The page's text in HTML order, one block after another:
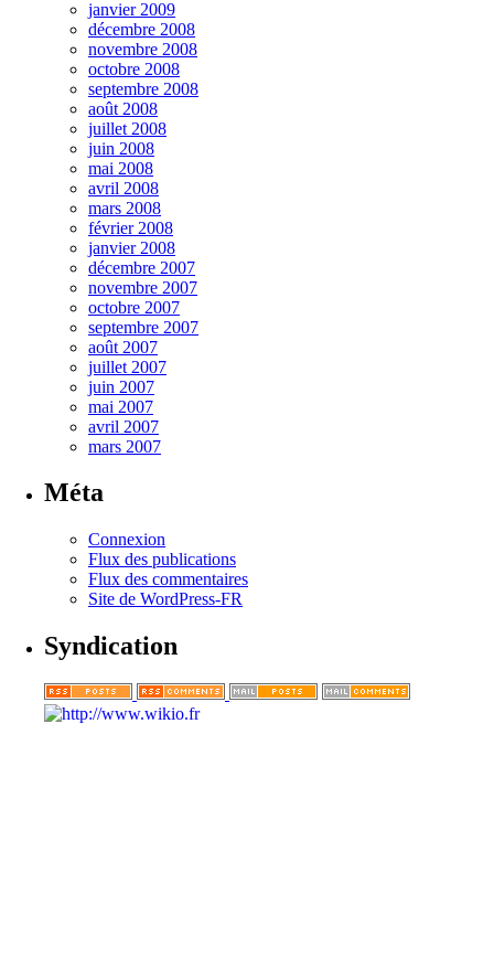
janvier 2009
décembre 2008
novembre 2008
octobre 2008
septembre 2008
août 2008
juillet 2008
juin 2008
mai 2008
avril 2008
mars 2008
février 2008
janvier 2008
décembre 2007
novembre 2007
octobre 2007
septembre 2007
août 2007
juillet 2007
juin 2007
mai 2007
avril 2007
mars 2007
Méta
Connexion
Flux des publications
Flux des commentaires
Site de WordPress-FR
Syndication